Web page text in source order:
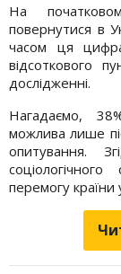
На
повернутися в
часом ця
відсоткового
дослідженні.
Нагадаємо,
можлива лише
опитування.
перемогу країни